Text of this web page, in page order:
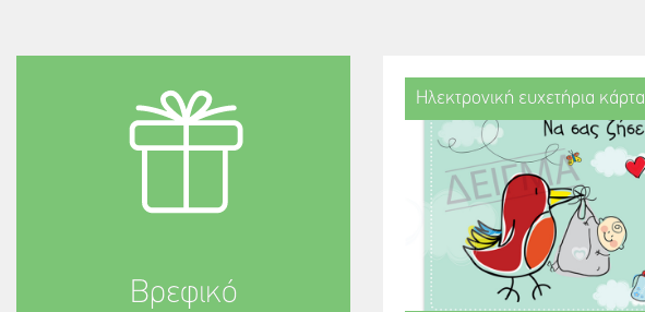
Βρεφικό
Ηλεκτρονική ευχετήρια κάρτα